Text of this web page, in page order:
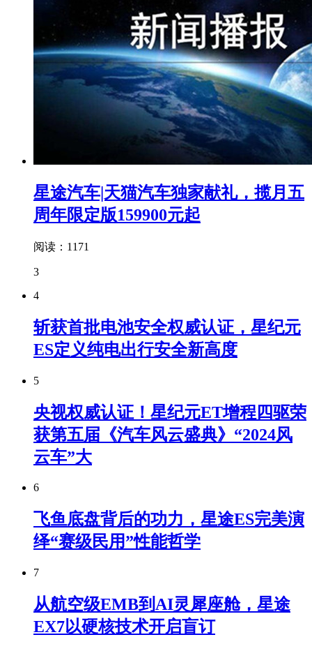
星途汽车|天猫汽车独家献礼，揽月五
周年限定版159900元起
阅读：1171
3
4
斩获首批电池安全权威认证，星纪元
ES定义纯电出行安全新高度
5
央视权威认证！星纪元ET增程四驱荣
获第五届《汽车风云盛典》“2024风
云车”大
6
飞鱼底盘背后的功力，星途ES完美演
绎“赛级民用”性能哲学
7
从航空级EMB到AI灵犀座舱，星途
EX7以硬核技术开启盲订